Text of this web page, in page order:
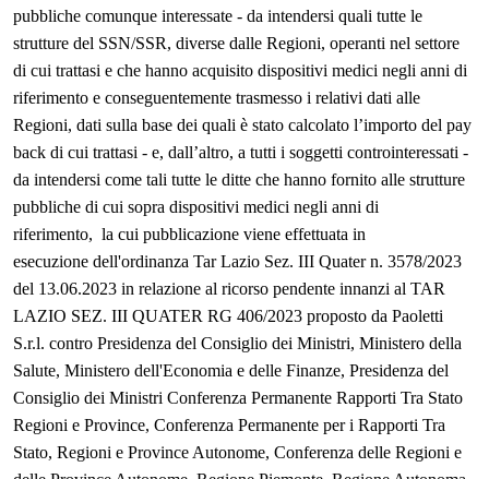
pubbliche comunque interessate - da intendersi quali tutte le
strutture del SSN/SSR, diverse dalle Regioni, operanti nel settore
di cui trattasi e che hanno acquisito dispositivi medici negli anni di
riferimento e conseguentemente trasmesso i relativi dati alle
Regioni, dati sulla base dei quali è stato calcolato l’importo del pay
back di cui trattasi - e, dall’altro, a tutti i soggetti controinteressati -
da intendersi come tali tutte le ditte che hanno fornito alle strutture
pubbliche di cui sopra dispositivi medici negli anni di
riferimento, la cui pubblicazione viene effettuata in
esecuzione dell'ordinanza Tar Lazio Sez. III Quater n. 3578/2023
del 13.06.2023 in relazione al ricorso pendente innanzi al TAR
LAZIO SEZ. III QUATER RG 406/2023 proposto da Paoletti
S.r.l. contro Presidenza del Consiglio dei Ministri, Ministero della
Salute, Ministero dell'Economia e delle Finanze, Presidenza del
Consiglio dei Ministri Conferenza Permanente Rapporti Tra Stato
Regioni e Province, Conferenza Permanente per i Rapporti Tra
Stato, Regioni e Province Autonome, Conferenza delle Regioni e